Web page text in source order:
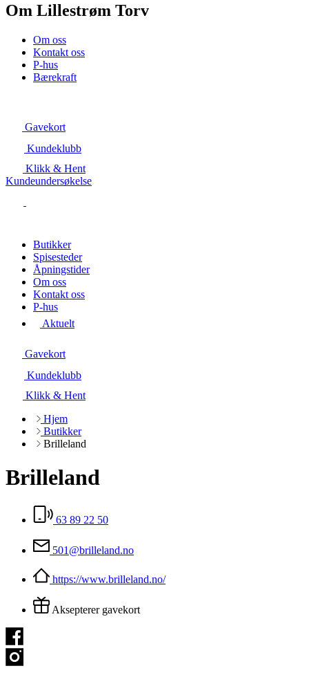
Om Lillestrøm Torv
Om oss
Kontakt oss
P-hus
Bærekraft
Gavekort
Kundeklubb
Klikk & Hent
Kundeundersøkelse
Butikker
Spisesteder
Åpningstider
Om oss
Kontakt oss
P-hus
Aktuelt
Gavekort
Kundeklubb
Klikk & Hent
Hjem
Butikker
Brilleland
Brilleland
63 89 22 50
501@brilleland.no
https://www.brilleland.no/
Aksepterer gavekort